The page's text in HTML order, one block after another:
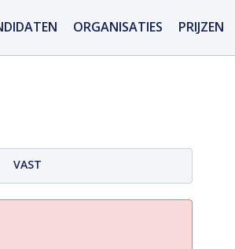
ORGANISATIES PRIJZEN
VAST